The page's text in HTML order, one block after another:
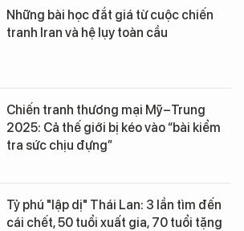
Những bài học đắt giá từ cuộc chiến
tranh Iran và hệ lụy toàn cầu
Chiến tranh thương mại Mỹ–Trung
2025: Cả thế giới bị kéo vào “bài kiểm
tra sức chịu đựng”
Tỷ phú "lập dị" Thái Lan: 3 lần tìm đến
cái chết, 50 tuổi xuất gia, 70 tuổi tặng